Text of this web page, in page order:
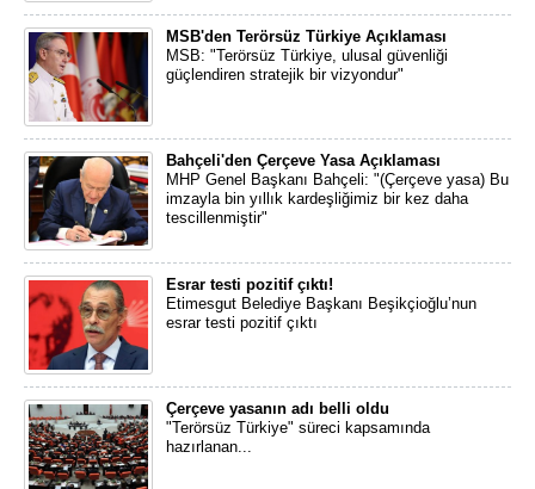
MSB'den Terörsüz Türkiye Açıklaması
MSB: "Terörsüz Türkiye, ulusal güvenliği
güçlendiren stratejik bir vizyondur"
Bahçeli'den Çerçeve Yasa Açıklaması
MHP Genel Başkanı Bahçeli: "(Çerçeve yasa) Bu
imzayla bin yıllık kardeşliğimiz bir kez daha
tescillenmiştir"
Esrar testi pozitif çıktı!
Etimesgut Belediye Başkanı Beşikçioğlu’nun
esrar testi pozitif çıktı
Çerçeve yasanın adı belli oldu
"Terörsüz Türkiye" süreci kapsamında
hazırlanan...